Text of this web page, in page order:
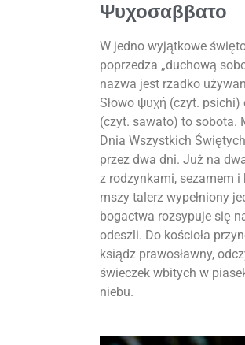
Ψυχοσαββατο
W jedno wyjątkowe
poprzedza „duchową
nazwa jest rzadko
Słowo ψυχή (czyt.
(czyt. sawato) to sobota.
Dnia Wszystkich
przez dwa dni. Już na
z rodzynkami, sezamem
mszy talerz wypełniony
bogactwa rozsypuje się
odeszli. Do kościoła
ksiądz prawosławny,
świeczek wbitych w
niebu.